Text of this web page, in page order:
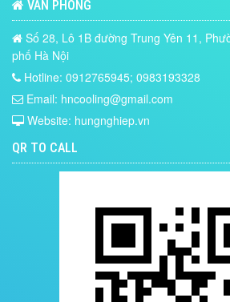
VĂN PHÒNG
Số 28, Lô 1B đường Trung Yên 11,
phố Hà Nội
Hotline: 0912765945; 0983193328
Email: hncooling@gmail.com
Website: hungnghiep.vn
QR TO CALL